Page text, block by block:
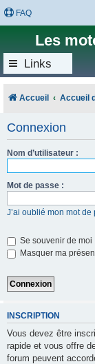
FAQ
Les
Links
Accueil Accueil
Connexion
Nom d’utilisateur :
Mot de passe :
J’ai oublié mon mot de
Se souvenir de moi
Masquer ma
INSCRIPTION
Vous devez être
rapide et vous offre
forum peuvent